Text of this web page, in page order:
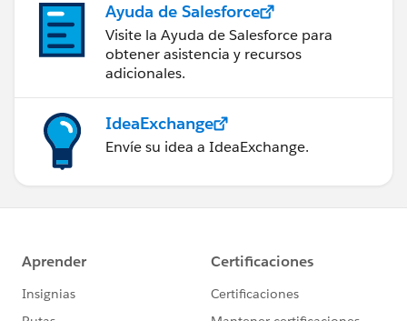
Ayuda de Salesforce
Visite la Ayuda de Salesforce para
obtener asistencia y recursos
adicionales.
IdeaExchange
Envíe su idea a IdeaExchange.